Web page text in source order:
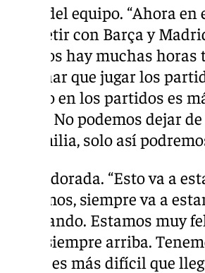
Nivel del equipo. “Ahora
competir con Barça y
triunfos hay muchas
entrenar que jugar los
y luego en los partidos es
50-50. No podemos dejar
de familia, solo así
Etapa dorada. “Esto va a
volvamos, siempre va a
trabajando. Estamos muy
estar siempre arriba.
arriba es más difícil que